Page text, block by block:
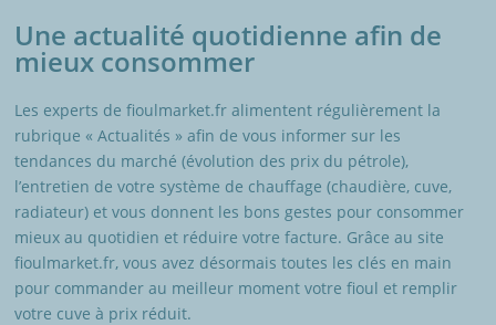
Une actualité quotidienne afin de
mieux consommer
Les experts de fioulmarket.fr alimentent régulièrement la
rubrique « Actualités » afin de vous informer sur les
tendances du marché (évolution des prix du pétrole),
l’entretien de votre système de chauffage (chaudière, cuve,
radiateur) et vous donnent les bons gestes pour consommer
mieux au quotidien et réduire votre facture. Grâce au site
fioulmarket.fr, vous avez désormais toutes les clés en main
pour commander au meilleur moment votre fioul et remplir
votre cuve à prix réduit.